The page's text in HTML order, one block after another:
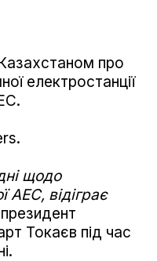
про
електростанції
щодо
АЕС, відіграє
Токаєв під час